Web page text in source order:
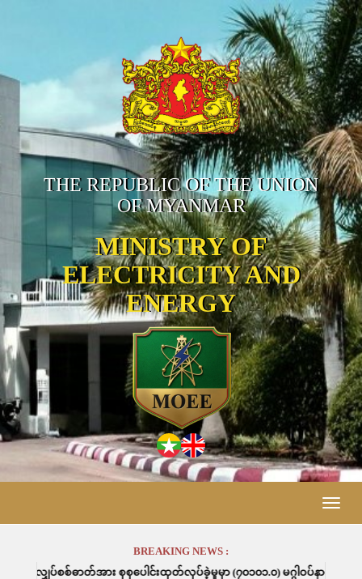
THE REPUBLIC OF THE UNION
OF MYANMAR
MINISTRY OF
ELECTRICITY AND
ENERGY
Toggle
BREAKING NEWS :
ဓာတ်အား စုစုပေါင်းထုတ်လုပ်ခဲ့မှုမှာ (၇၀၁၀၁.၀) မဂ္ဂါဝပ်နာရီဖြစ်ပါသည်။